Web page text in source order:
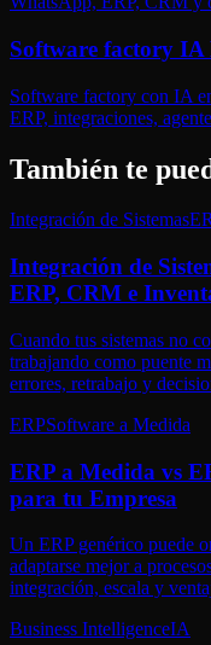
Software factory
Software factory con IA
ERP, integraciones,
También te
Integración de Sistemas
Integración de
ERP, CRM e
Cuando tus sistemas no
trabajando como puente
errores, retrabajo y
ERPSoftware a Medida
ERP a Medida vs
para tu Empresa
Un ERP genérico puede
adaptarse mejor a
integración, escala y
Business IntelligenceIA